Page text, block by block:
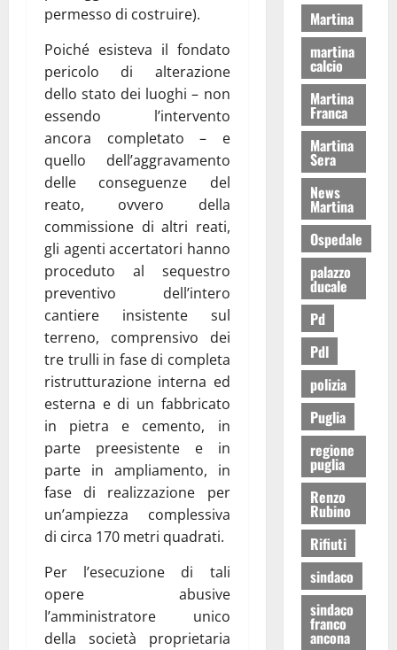
permesso di costruire).
Poiché esisteva il fondato
pericolo di alterazione
dello stato dei luoghi – non
essendo l’intervento
ancora completato – e
quello dell’aggravamento
delle conseguenze del
reato, ovvero della
commissione di altri reati,
gli agenti accertatori hanno
proceduto al sequestro
preventivo dell’intero
cantiere insistente sul
terreno, comprensivo dei
tre trulli in fase di completa
ristrutturazione interna ed
esterna e di un fabbricato
in pietra e cemento, in
parte preesistente e in
parte in ampliamento, in
fase di realizzazione per
un’ampiezza complessiva
di circa 170 metri quadrati.
Per l’esecuzione di tali
opere abusive
l’amministratore unico
della società proprietaria
Martina
martina
calcio
Martina
Franca
Martina
Sera
News
Martina
Ospedale
palazzo
ducale
Pd
Pdl
polizia
Puglia
regione
puglia
Renzo
Rubino
Rifiuti
sindaco
sindaco
franco
ancona